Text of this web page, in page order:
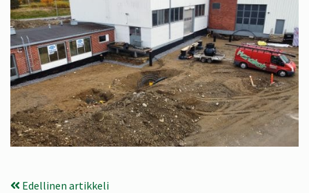
Edellinen artikkeli